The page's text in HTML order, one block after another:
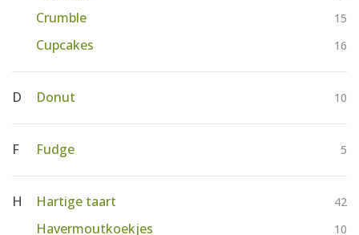
Crumble 15
Cupcakes 16
D Donut 10
F Fudge 5
H Hartige taart 42
Havermoutkoekjes 10